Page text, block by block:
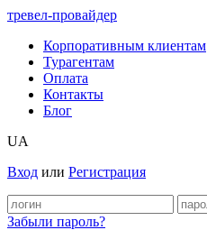
тревел-провайдер
Корпоративным клиентам
Турагентам
Оплата
Контакты
Блог
UA
Вход или Регистрация
Забыли пароль?